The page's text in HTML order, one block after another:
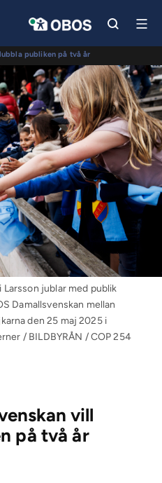
publiken på två år
jublar med publik
Damallsvenskan mellan
den 25 maj 2025 i
/ BILDBYRÅN / COP 254
vill
på två år